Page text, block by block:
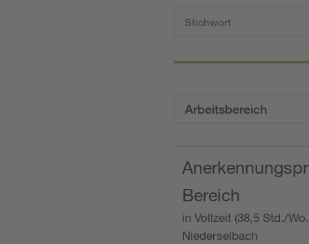
Arbeitsbereich
Bereich
in Vollzeit (38,5 Std./
Niederselbach